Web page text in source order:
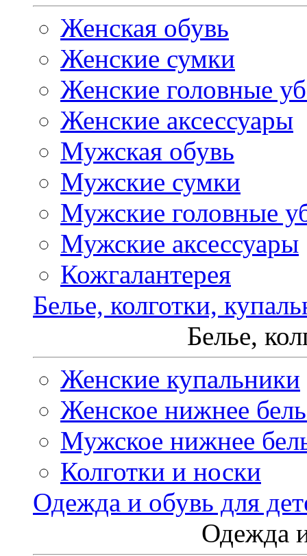
Женская обувь
Женские сумки
Женские головные
Женские аксессуары
Мужская обувь
Мужские сумки
Мужские головные
Мужские аксессуары
Кожгалантерея
Белье, колготки,
Белье,
Женские купальники
Женское нижнее
Мужское нижнее
Колготки и носки
Одежда и обувь для
Одежда